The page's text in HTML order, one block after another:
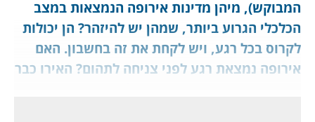
המבוקש), מיהן מדינות אירופה הנמצאות במצב
הכלכלי הגרוע ביותר, שמהן יש להיזהר? הן יכולות
לקרוס בכל רגע, ויש לקחת את זה בחשבון. האם
אירופה נמצאת רגע לפני צניחה לתהום? האירו כבר